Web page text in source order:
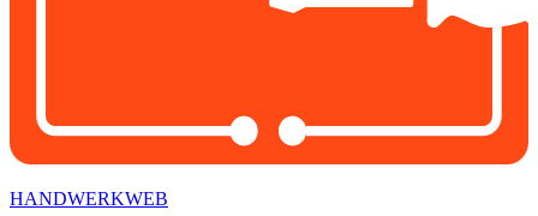
HANDWERKWEB